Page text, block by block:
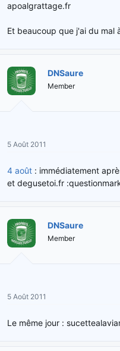
apoalgrattage.fr
Et beaucoup que j'ai du mal
DNSaure
Member
5 Août 2011
4 août : immédiatement
et degusetoi.fr
DNSaure
Member
5 Août 2011
Le même jour :